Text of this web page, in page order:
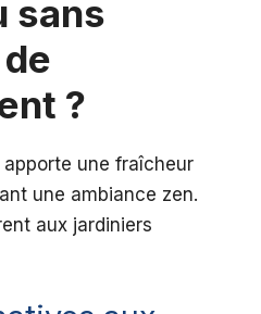
sans
?
une fraîcheur
une ambiance zen.
aux jardiniers